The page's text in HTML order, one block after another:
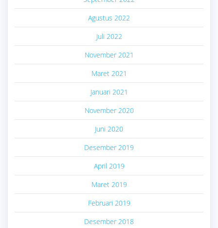
Agustus 2022
Juli 2022
November 2021
Maret 2021
Januari 2021
November 2020
Juni 2020
Desember 2019
April 2019
Maret 2019
Februari 2019
Desember 2018